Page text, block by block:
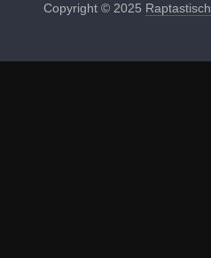
Copyright © 2025 Raptastisch